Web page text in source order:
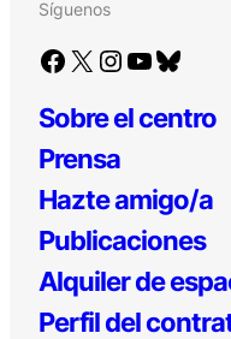
Síguenos
Facebook X Instagram YouTube Bluesky
Sobre el centro
Prensa
Hazte amigo/a
Publicaciones
Alquiler de
Perfil del